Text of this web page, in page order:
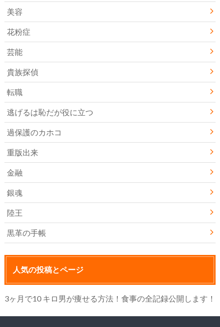
美容
花粉症
芸能
貴族探偵
転職
逃げるは恥だが役に立つ
過保護のカホコ
重版出来
金融
銀魂
陸王
黒革の手帳
人気の投稿とページ
3ヶ月で10 キロ男が痩せる方法！食事の全記録公開します！